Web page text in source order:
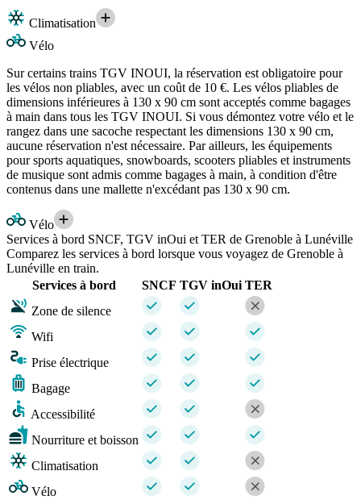
Climatisation
Vélo
Sur certains trains TGV INOUI, la réservation est obligatoire pour
les vélos non pliables, avec un coût de 10 €. Les vélos pliables de
dimensions inférieures à 130 x 90 cm sont acceptés comme bagages
à main dans tous les TGV INOUI. Si vous démontez votre vélo et le
rangez dans une sacoche respectant les dimensions 130 x 90 cm,
aucune réservation n'est nécessaire. Par ailleurs, les équipements
pour sports aquatiques, snowboards, scooters pliables et instruments
de musique sont admis comme bagages à main, à condition d'être
contenus dans une mallette n'excédant pas 130 x 90 cm.
Vélo
Services à bord SNCF, TGV inOui et TER de Grenoble à Lunéville
Comparez les services à bord lorsque vous voyagez de Grenoble à
Lunéville en train.
Services à bord
SNCF TGV inOui TER
Zone de silence
Wifi
Prise électrique
Bagage
Accessibilité
Nourriture et boisson
Climatisation
Vélo